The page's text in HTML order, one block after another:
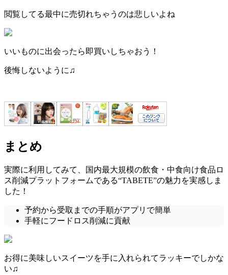
閲覧してる最中に売切れちゃうのは悲しいよね
いいものに出会ったら即買いしちゃおう！
後悔しないように♫
まとめ
実際に利用してみて、国内最大規模の飲食・中食向け食品ロ
ス削減プラットフォームである“TABETE”の魅力を実感しま
した！
予約から受取までの手順がアプリで簡単
手軽にフードロス削減に貢献
お得に美味しいスイーツを手に入れられてラッキーでしかな
い♫